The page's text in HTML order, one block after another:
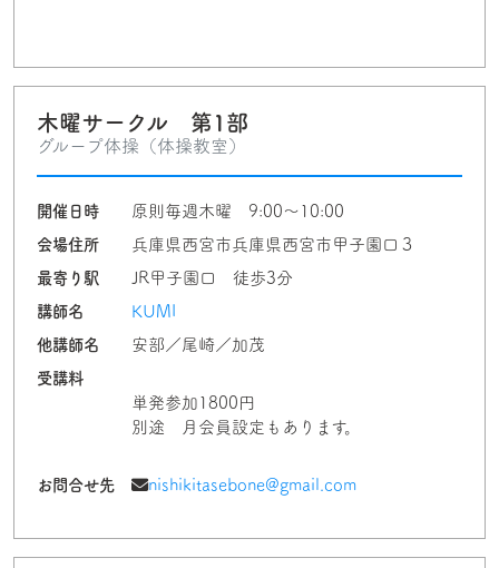
木曜サークル 第1部
グループ体操（体操教室）
開催日時
原則毎週木曜 9:00～10:00
会場住所
兵庫県西宮市兵庫県西宮市甲子園口３
最寄り駅
JR甲子園口 徒歩3分
講師名
KUMI
他講師名
安部／尾崎／加茂
受講料
単発参加1800円
別途 月会員設定もあります。
お問合せ先 nishikitasebone@gmail.com